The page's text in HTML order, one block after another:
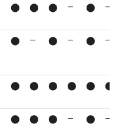
⬤ ⬤ ⬤ — ⬤ —
⬤ — ⬤ — ⬤ —
⬤ ⬤ ⬤ ⬤ ⬤ ⬤
⬤ ⬤ ⬤ — ⬤ —